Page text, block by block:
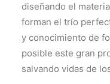
diseñando el
forman el trío
y conocimiento de
posible este gran
salvando vidas de